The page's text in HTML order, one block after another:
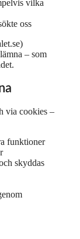
vilka
oss
– som
via cookies –
funktioner
skyddas